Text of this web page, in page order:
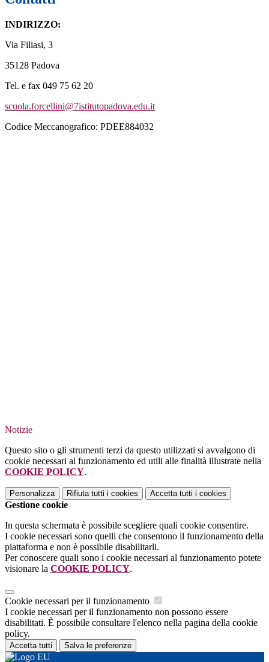
INDIRIZZO:
Via Filiasi, 3
35128 Padova
Tel. e fax 049 75 62 20
scuola.forcellini@7istitutopadova.edu.it
Codice Meccanografico: PDEE884032
Notizie
Questo sito o gli strumenti terzi da questo utilizzati si avvalgono di
cookie necessari al funzionamento ed utili alle finalità illustrate nella
COOKIE POLICY.
Personalizza Rifiuta tutti i cookies Accetta tutti i cookies
Gestione cookie
In questa schermata è possibile scegliere quali cookie consentire.
I cookie necessari sono quelli che consentono il funzionamento della
piattaforma e non è possibile disabilitarli.
Per conoscere quali sono i cookie necessari al funzionamento potete
visionare la COOKIE POLICY.
Cookie necessari per il funzionamento
I cookie necessari per il funzionamento non possono essere
disabilitati. È possibile consultare l'elenco nella pagina della cookie
policy.
Accetta tutti Salva le preferenze